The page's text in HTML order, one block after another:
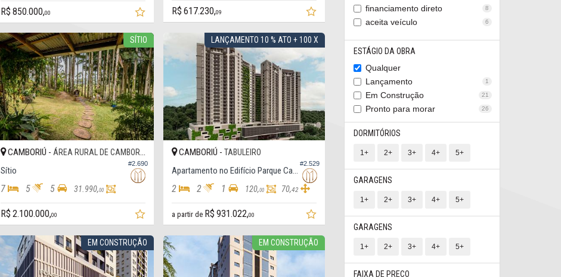
financiamento direto 8
aceita veículo 6
ESTÁGIO DA OBRA
Qualquer
Lançamento
1
Em Construção 21
Pronto para morar 26
DORMITÓRIOS
1+ 2+ 3+ 4+ 5+
GARAGENS
1+ 2+ 3+ 4+ 5+
GARAGENS
1+ 2+ 3+ 4+ 5+
FAIXA DE PREÇO
R$ 850.000,00 R$ 617.230,09
SÍTIO
#2.690
CAMBORIÚ - ÁREA RURAL DE CAMBORIÚ
Sítio
7 5 5 31.990,00
R$ 2.100.000,00
LANÇAMENTO 10 % ATO + 100 X
#2.529
CAMBORIÚ -TABULEIRO
2 2 1 120,00 70,42
a partir de R$ 931.022,00
EM CONSTRUÇÃO EM CONSTRUÇÃO